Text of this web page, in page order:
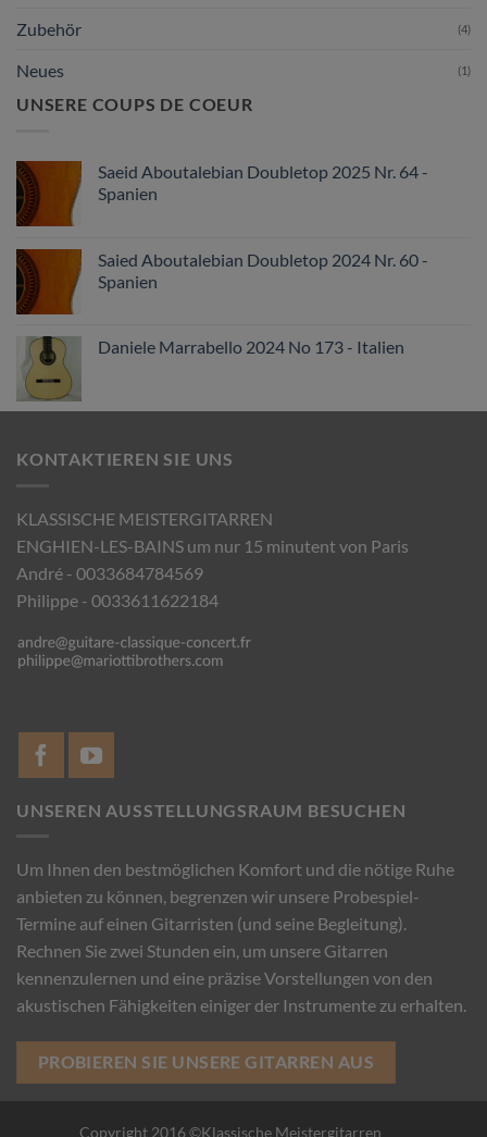
Zubehör (4)
Neues (1)
UNSERE COUPS DE COEUR
Saeid Aboutalebian Doubletop 2025 Nr. 64 -
Spanien
Saied Aboutalebian Doubletop 2024 Nr. 60 -
Spanien
Daniele Marrabello 2024 No 173 - Italien
KONTAKTIEREN SIE UNS
KLASSISCHE MEISTERGITARREN
ENGHIEN-LES-BAINS um nur 15 minutent von Paris
André - 0033684784569
Philippe - 0033611622184
UNSEREN AUSSTELLUNGSRAUM BESUCHEN
Um Ihnen den bestmöglichen Komfort und die nötige Ruhe
anbieten zu können, begrenzen wir unsere Probespiel-
Termine auf einen Gitarristen (und seine Begleitung).
Rechnen Sie zwei Stunden ein, um unsere Gitarren
kennenzulernen und eine präzise Vorstellungen von den
akustischen Fähigkeiten einiger der Instrumente zu erhalten.
PROBIEREN SIE UNSERE GITARREN AUS
Copyright 2016 ©Klassische Meistergitarren